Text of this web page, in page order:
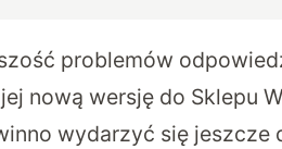
problemów
nową wersję do Sklepu
wydarzyć się jeszcze